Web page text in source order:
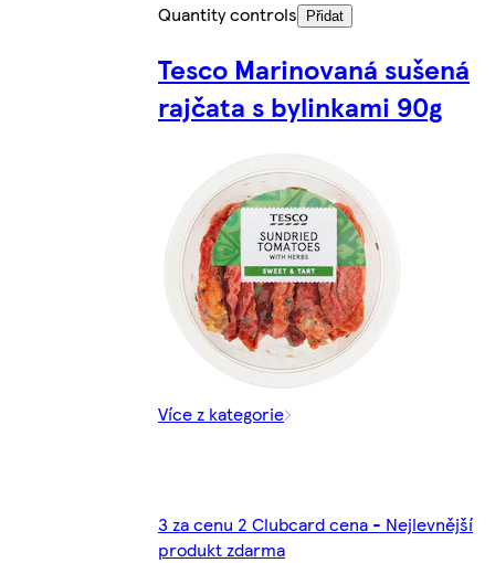
Quantity controls
Přidat
Tesco Marinovaná sušená
rajčata s bylinkami 90g
Více z kategorie
3 za cenu 2 Clubcard cena - Nejlevnější
produkt zdarma